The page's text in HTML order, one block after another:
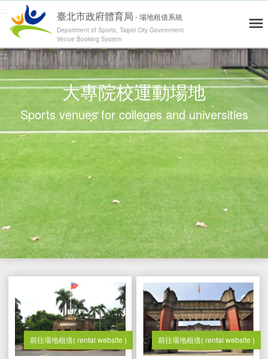
::: 臺北市政府體育局 -場地租借系統
Department of Sports, Taipei City Government
Venue Booking System
跳到主要內容
青年練舞據點地圖 Dance Map 網站導覽
Site Map
操作說明 User's Guide
會員登入 / 註冊
運動場地 Venues
零租場地
最新消息
精彩賽事 Highlights
退費通報 Report
修繕通報 Report
文件專區 Documents
運動中心 Sport Center
水域活動登記 Registration
大專院校運動場地
:::
Sports venues for colleges and universities
前往場地租借( rental website ) 前往場地租借( rental website )